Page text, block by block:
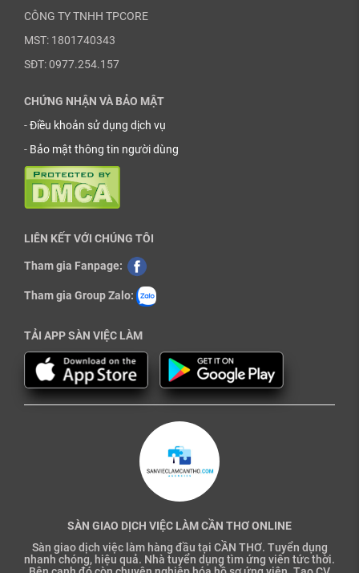
CÔNG TY TNHH TPCORE
MST: 1801740343
SĐT: 0977.254.157
CHỨNG NHẬN VÀ BẢO MẬT
-Điều khoản sử dụng dịch vụ
- Bảo mật thông tin người dùng
LIÊN KẾT VỚI CHÚNG TÔI
Tham gia Fanpage:
Tham gia Group Zalo:
TẢI APP SÀN VIỆC LÀM
SÀN GIAO DỊCH VIỆC LÀM CẦN THƠ ONLINE
Sàn giao dịch việc làm hàng đầu tại CẦN THƠ. Tuyển dụng
nhanh chóng, hiệu quả. Nhà tuyển dụng tìm ứng viên tức thời.